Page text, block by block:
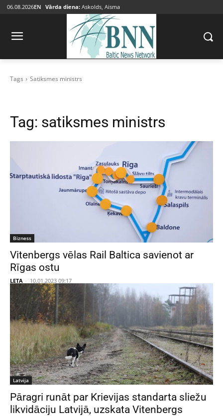
06.08.2026EN Vārda diena: Askolds, Aisma
Tags Satiksmes ministrs
Tag: satiksmes ministrs
Bizness
Vitenbergs vēlas Rail Baltica savienot ar
Rīgas ostu
LETA - 10.01.2023 09:17
Latvija
Pāragri runāt par Krievijas standarta sliežu
likvidāciju Latvijā, uzskata Vitenbergs